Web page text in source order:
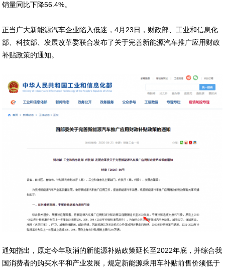
销量同比下降56.4%。
正当广大新能源汽车企业陷入低迷，4月23日，财政部、工业和信息化
部、科技部、发展改革委联合发布了关于完善新能源汽车推广应用财政
补贴政策的通知。
通知指出，原定今年取消的新能源补贴政策延长至2022年底，并综合我
国消费者的购买水平和产业发展，规定新能源乘用车补贴前售价须低于